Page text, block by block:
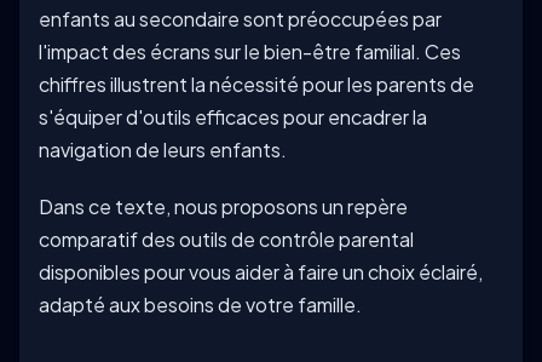
enfants au secondaire sont préoccupées par
l'impact des écrans sur le bien-être familial. Ces
chiffres illustrent la nécessité pour les parents de
s'équiper d'outils efficaces pour encadrer la
navigation de leurs enfants.
Dans ce texte, nous proposons un repère
comparatif des outils de contrôle parental
disponibles pour vous aider à faire un choix éclairé,
adapté aux besoins de votre famille.